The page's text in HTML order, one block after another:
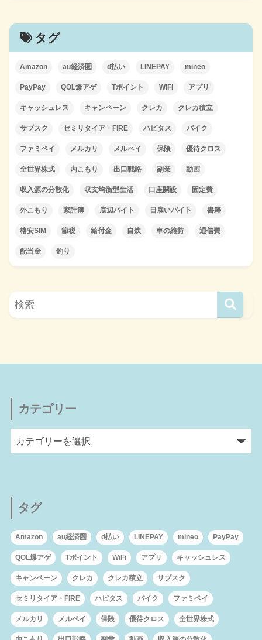
タグ
Amazon au経済圏 d払い LINEPAY mineo
PayPay QOL爆アゲ Tポイント WiFi アプリ
キャッシュレス キャンペーン クレカ クレカ積立
サブスク セミリタイア・FIRE ハピタス バイク
ファミペイ メルカリ メルペイ 保険 優待クロス
全世界株式 内こもり 出口戦略 副業 動画
収入源の分散化 収支均衡型生活 口座開設 固定費
外こもり 家計簿 底辺バイト 日雇いバイト 書籍
格安SIM 節税 給付金 自炊 車の維持 通信費
配当金 釣り
カテゴリー
タグ
Amazon au経済圏 d払い LINEPAY mineo PayPay
QOL爆アゲ Tポイント WiFi アプリ キャッシュレス
キャンペーン クレカ クレカ積立 サブスク
セミリタイア・FIRE ハピタス バイク ファミペイ
メルカリ メルペイ 保険 優待クロス 全世界株式